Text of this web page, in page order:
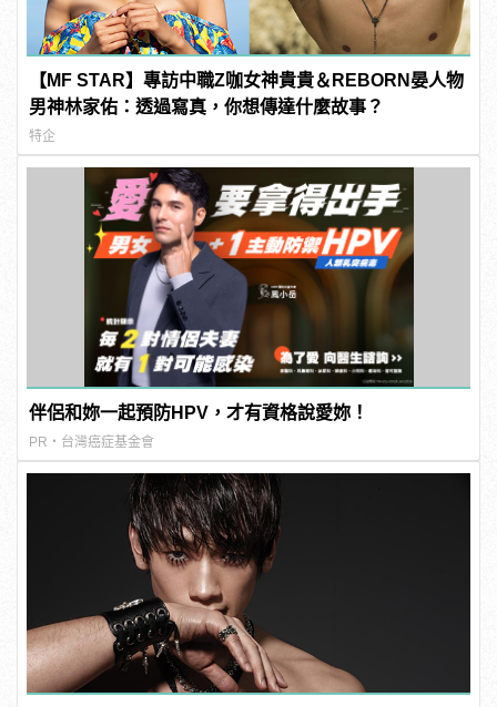
【MF STAR】專訪中職Z咖女神貴貴＆REBORN晏人物
男神林家佑：透過寫真，你想傳達什麼故事？
特企
伴侶和妳一起預防HPV，才有資格說愛妳！
PR・台灣癌症基金會